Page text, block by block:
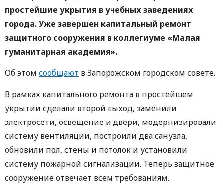
простейшие укрытия в учебных заведениях
города. Уже завершен капитальный ремонт
защитного сооружения в коллегиуме «Малая
гуманитарная академия».
Об этом сообщают в Запорожском городском совете.
В рамках капитального ремонта в простейшем
укрытии сделали второй выход, заменили
электросети, освещение и двери, модернизировали
систему вентиляции, построили два санузла,
обновили пол, стены и потолок и установили
систему пожарной сигнализации. Теперь защитное
сооружение отвечает всем требованиям.